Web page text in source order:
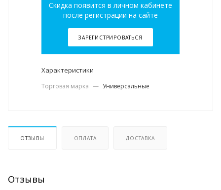
Скидка появится в личном кабинете
после регистрации на сайте
ЗАРЕГИСТРИРОВАТЬСЯ
Характеристики
Торговая марка — Универсальные
ОТЗЫВЫ ОПЛАТА ДОСТАВКА
Отзывы